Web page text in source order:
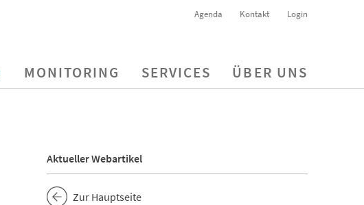
Agenda Kontakt Login
MONITORING SERVICES ÜBER UNS
Aktueller Webartikel
Zur Hauptseite